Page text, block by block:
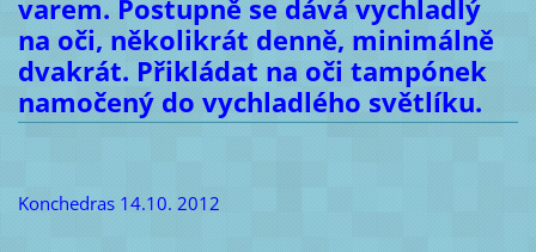
varem. Postupně se dává vychladlý
na oči, několikrát denně, minimálně
dvakrát. Přikládat na oči tampónek
namočený do vychladlého světlíku.
Konchedras 14.10. 2012